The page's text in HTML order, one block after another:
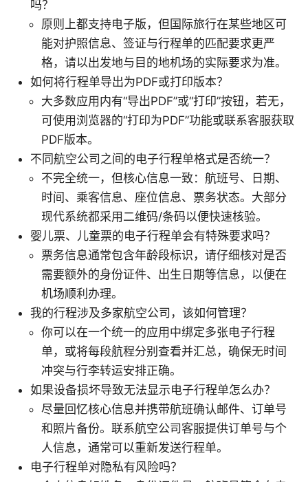
吗？
原则上都支持电子版，但国际旅行在某些地区可
能对护照信息、签证与行程单的匹配要求更严
格，请以出发地与目的地机场的实际要求为准。
如何将行程单导出为PDF或打印版本？
大多数应用内有“导出PDF”或“打印”按钮，若无，
可使用浏览器的“打印为PDF”功能或联系客服获取
PDF版本。
不同航空公司之间的电子行程单格式是否统一？
不完全统一，但核心信息一致：航班号、日期、
时间、乘客信息、座位信息、票务状态。大部分
现代系统都采用二维码/条码以便快速核验。
婴儿票、儿童票的电子行程单会有特殊要求吗？
票务信息通常包含年龄段标识，请仔细核对是否
需要额外的身份证件、出生日期等信息，以便在
机场顺利办理。
我的行程涉及多家航空公司，该如何管理？
你可以在一个统一的应用中绑定多张电子行程
单，或将每段航程分别查看并汇总，确保无时间
冲突与行李转运安排正确。
如果设备损坏导致无法显示电子行程单怎么办？
尽量回忆核心信息并携带航班确认邮件、订单号
和照片备份。联系航空公司客服提供订单号与个
人信息，通常可以重新发送行程单。
电子行程单对隐私有风险吗？